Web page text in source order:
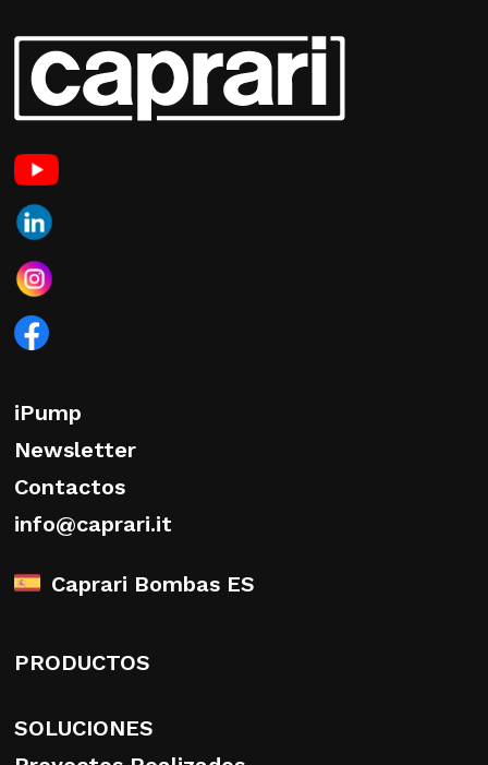
iPump
Newsletter
Contactos
info@caprari.it
Caprari Bombas ES
PRODUCTOS
SOLUCIONES